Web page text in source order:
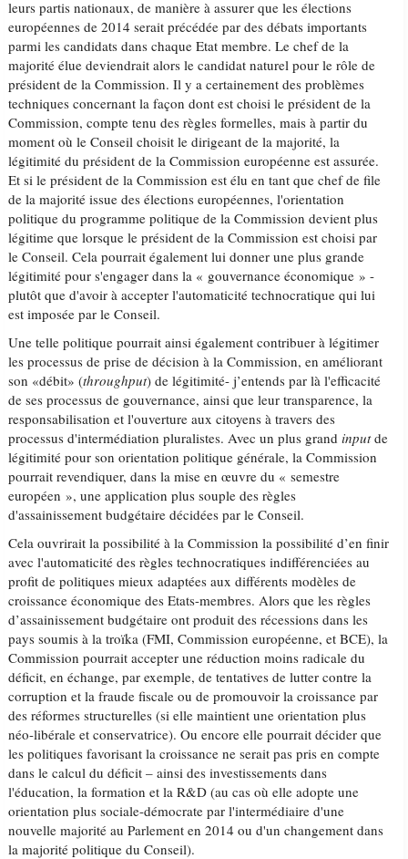
leurs partis nationaux, de manière à assurer que les élections
européennes de 2014 serait précédée par des débats importants
parmi les candidats dans chaque Etat membre. Le chef de la
majorité élue deviendrait alors le candidat naturel pour le rôle de
président de la Commission. Il y a certainement des problèmes
techniques concernant la façon dont est choisi le président de la
Commission, compte tenu des règles formelles, mais à partir du
moment où le Conseil choisit le dirigeant de la majorité, la
légitimité du président de la Commission européenne est assurée.
Et si le président de la Commission est élu en tant que chef de file
de la majorité issue des élections européennes, l'orientation
politique du programme politique de la Commission devient plus
légitime que lorsque le président de la Commission est choisi par
le Conseil. Cela pourrait également lui donner une plus grande
légitimité pour s'engager dans la « gouvernance économique » -
plutôt que d'avoir à accepter l'automaticité technocratique qui lui
est imposée par le Conseil.
Une telle politique pourrait ainsi également contribuer à légitimer
les processus de prise de décision à la Commission, en améliorant
son «débit» (throughput) de légitimité- j’entends par là l'efficacité
de ses processus de gouvernance, ainsi que leur transparence, la
responsabilisation et l'ouverture aux citoyens à travers des
processus d'intermédiation pluralistes. Avec un plus grandinputde
légitimité pour son orientation politique générale, la Commission
pourrait revendiquer, dans la mise en œuvre du « semestre
européen », une application plus souple des règles
d'assainissement budgétaire décidées par le Conseil.
Cela ouvrirait la possibilité à la Commission la possibilité d’en finir
avec l'automaticité des règles technocratiques indifférenciées au
profit de politiques mieux adaptées aux différents modèles de
croissance économique des Etats-membres. Alors que les règles
d’assainissement budgétaire ont produit des récessions dans les
pays soumis à la troïka (FMI, Commission européenne, et BCE), la
Commission pourrait accepter une réduction moins radicale du
déficit, en échange, par exemple, de tentatives de lutter contre la
corruption et la fraude fiscale ou de promouvoir la croissance par
des réformes structurelles (si elle maintient une orientation plus
néo-libérale et conservatrice). Ou encore elle pourrait décider que
les politiques favorisant la croissance ne serait pas pris en compte
dans le calcul du déficit – ainsi des investissements dans
l'éducation, la formation et la R&D (au cas où elle adopte une
orientation plus sociale-démocrate par l'intermédiaire d'une
nouvelle majorité au Parlement en 2014 ou d'un changement dans
la majorité politique du Conseil).